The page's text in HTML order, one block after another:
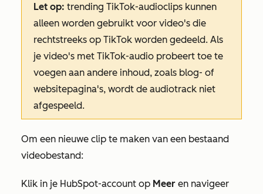
Let op: trending TikTok-audioclips kunnen
alleen worden gebruikt voor video's die
rechtstreeks op TikTok worden gedeeld. Als
je video's met TikTok-audio probeert toe te
voegen aan andere inhoud, zoals blog- of
websitepagina's, wordt de audiotrack niet
afgespeeld.
Om een nieuwe clip te maken van een bestaand
videobestand:
Klik in je HubSpot-account op Meer en navigeer